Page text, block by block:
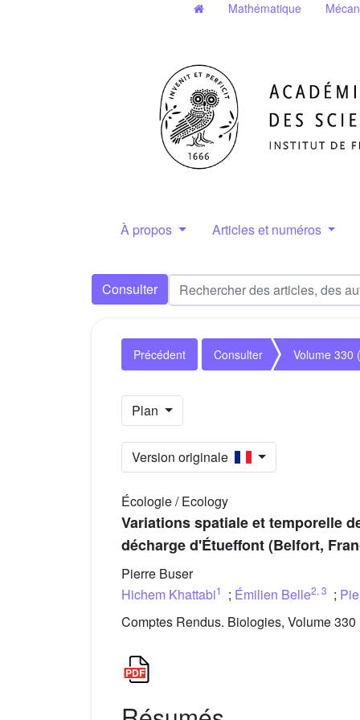
Mathématique
À propos Articles et numéros
Consulter
Précédent Consulter Volume 330
Plan
Version originale
Écologie / Ecology
Variations spatiale et temporelle
décharge d'Étueffont (Belfort,
Pierre Buser
Hichem Khattabi1 ; Émilien Belle2, 3 ;
Comptes Rendus. Biologies, Volume